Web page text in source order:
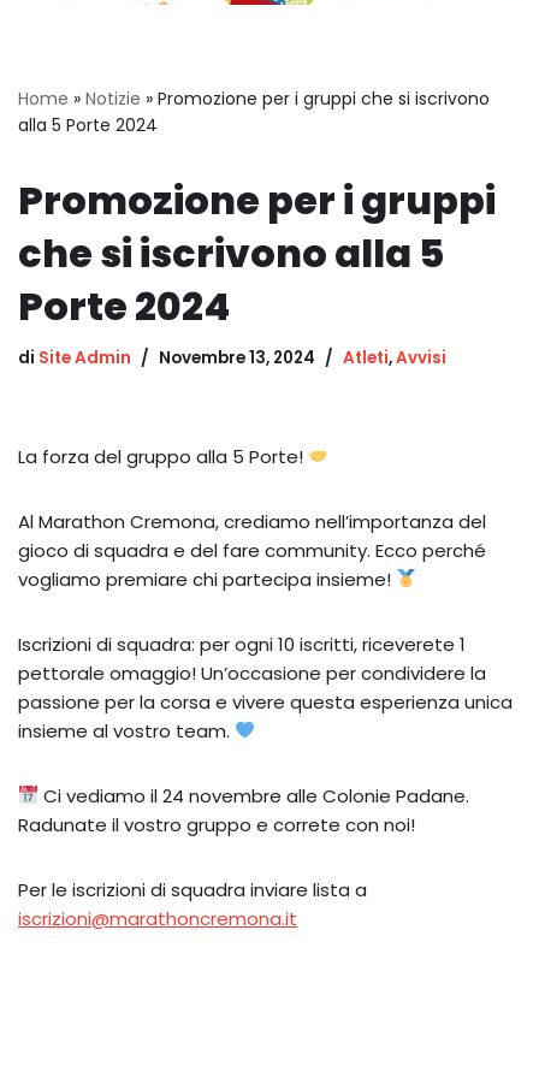
Home » Notizie » Promozione per i gruppi che si iscrivono
alla 5 Porte 2024
Promozione per i gruppi
che si iscrivono alla 5
Porte 2024
di Site Admin Novembre 13, 2024 Atleti,Avvisi
La forza del gruppo alla 5 Porte!
Al Marathon Cremona, crediamo nell’importanza del
gioco di squadra e del fare community. Ecco perché
vogliamo premiare chi partecipa insieme!
Iscrizioni di squadra: per ogni 10 iscritti, riceverete 1
pettorale omaggio! Un’occasione per condividere la
passione per la corsa e vivere questa esperienza unica
insieme al vostro team.
Ci vediamo il 24 novembre alle Colonie Padane.
Radunate il vostro gruppo e correte con noi!
Per le iscrizioni di squadra inviare lista a
iscrizioni@marathoncremona.it